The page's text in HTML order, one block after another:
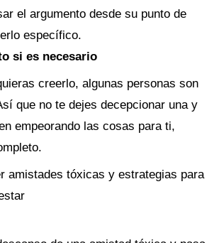
el argumento desde su punto de
específico.
si es necesario
creerlo, algunas personas son
que no te dejes decepcionar una y
empeorando las cosas para ti,